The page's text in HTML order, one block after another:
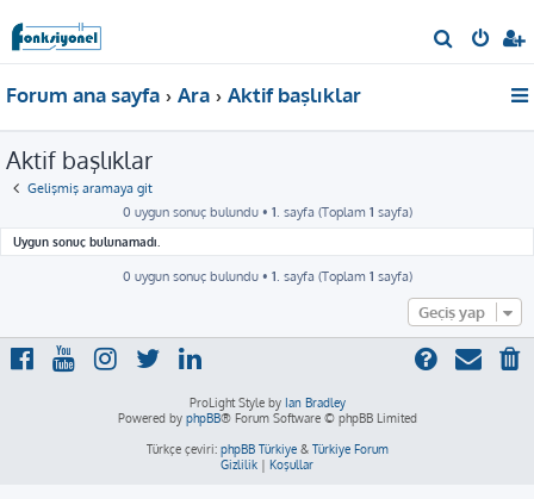
r
Forum ana sayfa Ara Aktif başlıklar
Aktif başlıklar
Gelişmiş aramaya git
0 uygun sonuç bulundu • 1 . sayfa (Toplam 1 sayfa)
Uygun sonuç bulunamadı.
0 uygun sonuç bulundu • 1 . sayfa (Toplam 1 sayfa)
Geçiş yap
ProLight Style by Ian Bradley
Powered by phpBB® Forum Software © phpBB Limited
Türkçe çeviri: phpBB Türkiye& Türkiye Forum
Gizlilik | Koşullar